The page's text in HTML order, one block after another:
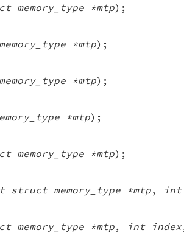
memory_type *mtp);
*mtp);
*mtp);
*mtp);
memory_type *mtp);
struct memory_type *mtp, int
memory_type *mtp, int index